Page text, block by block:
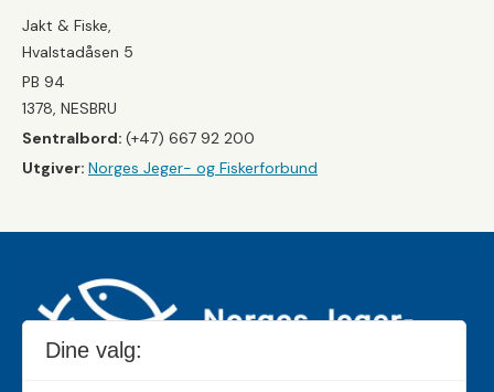
Jakt & Fiske,
Hvalstadåsen 5
PB 94
1378, NESBRU
Sentralbord: (+47) 667 92 200
Utgiver: Norges Jeger- og Fiskerforbund
Dine valg: